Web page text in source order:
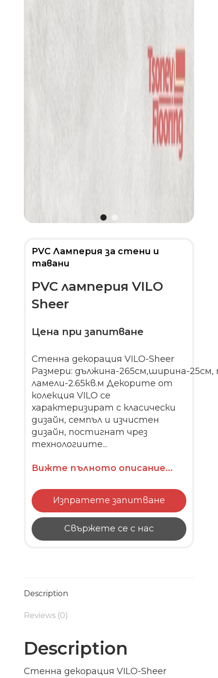
PVC Ламперия за стени и
тавани
PVC ламперия VILO
Sheer
Цена при запитване
Стенна декорация VILO-Sheer
Размери: дължина-265см,ширина-
ламели-2.65кв.м Декорите от
колекция VILO се
характеризират с класически
дизайн, семпъл и изчистен
дизайн, постигнат чрез
технологиите...
Вижте пълното описание...
Изпратете запитване
Свържете се с нас
Description
Reviews (0)
Description
Стенна декорация VILO-Sheer